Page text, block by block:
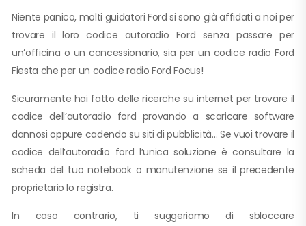
Niente panico, molti guidatori Ford si sono già affidati a noi per
trovare il loro codice autoradio Ford senza passare per
un’officina o un concessionario, sia per un codice radio Ford
Fiesta che per un codice radio Ford Focus!
Sicuramente hai fatto delle ricerche su internet per trovare il
codice dell’autoradio ford provando a scaricare software
dannosi oppure cadendo su siti di pubblicità… Se vuoi trovare il
codice dell’autoradio ford l’unica soluzione è consultare la
scheda del tuo notebook o manutenzione se il precedente
proprietario lo registra.
In caso contrario, ti suggeriamo di sbloccare